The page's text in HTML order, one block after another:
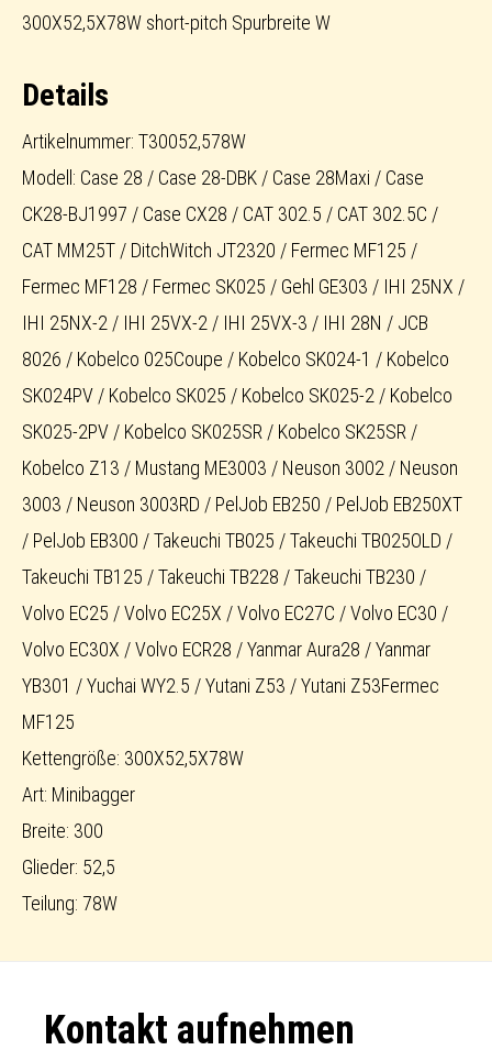
pitch
300X52,5X78W short-pitch Spurbreite W
Details
Artikelnummer: T30052,578W
Modell: Case 28 / Case 28-DBK / Case 28Maxi / Case
CK28-BJ1997 / Case CX28 / CAT 302.5 / CAT 302.5C /
CAT MM25T / DitchWitch JT2320 / Fermec MF125 /
Fermec MF128 / Fermec SK025 / Gehl GE303 / IHI 25NX /
IHI 25NX-2 / IHI 25VX-2 / IHI 25VX-3 / IHI 28N / JCB
8026 / Kobelco 025Coupe / Kobelco SK024-1 / Kobelco
SK024PV / Kobelco SK025 / Kobelco SK025-2 / Kobelco
SK025-2PV / Kobelco SK025SR / Kobelco SK25SR /
Kobelco Z13 / Mustang ME3003 / Neuson 3002 / Neuson
3003 / Neuson 3003RD / PelJob EB250 / PelJob EB250XT
/ PelJob EB300 / Takeuchi TB025 / Takeuchi TB025OLD /
Takeuchi TB125 / Takeuchi TB228 / Takeuchi TB230 /
Volvo EC25 / Volvo EC25X / Volvo EC27C / Volvo EC30 /
Volvo EC30X / Volvo ECR28 / Yanmar Aura28 / Yanmar
YB301 / Yuchai WY2.5 / Yutani Z53 / Yutani Z53Fermec
MF125
Kettengröße: 300X52,5X78W
Art: Minibagger
Breite: 300
Glieder: 52,5
Teilung: 78W
Footer
Kontakt aufnehmen